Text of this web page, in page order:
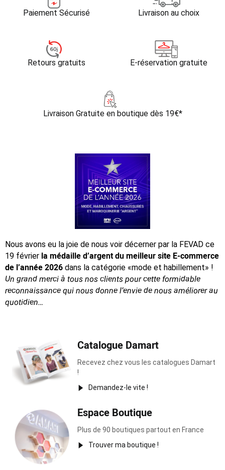
Paiement Sécurisé Livraison au choix
Retours gratuits E-réservation gratuite
Livraison Gratuite en boutique dès 19€*
Nous avons eu la joie de nous voir décerner par la FEVAD ce
19 février la médaille d’argent du meilleur site E-commerce
de l’année 2026 dans la catégorie «mode et habillement» !
Un grand merci à tous nos clients pour cette formidable
reconnaissancequi nous donne l’envie de nous améliorer au
quotidien…
Catalogue Damart
Recevez chez vous les catalogues Damart
!
Demandez-le vite !
Espace Boutique
Plus de 90 boutiques partout en France
Trouver ma boutique !